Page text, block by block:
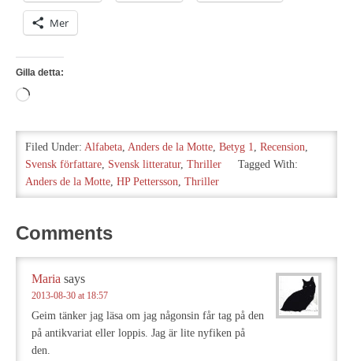
Mer
Gilla detta:
Laddar
…
Filed Under: Alfabeta, Anders de la Motte, Betyg 1, Recension,
Svensk författare, Svensk litteratur, Thriller
Tagged With:
Anders de la Motte, HP Pettersson, Thriller
Comments
Maria says
2013-08-30 at 18:57
Geim tänker jag läsa om jag någonsin får tag på den
på antikvariat eller loppis. Jag är lite nyfiken på
den.